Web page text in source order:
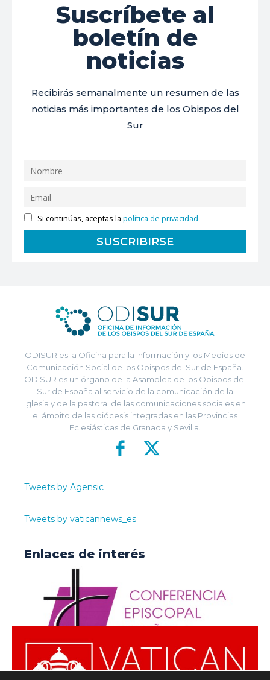
Suscríbete al
boletín de
noticias
Recibirás semanalmente un resumen de las
noticias más importantes de los Obispos del
Sur
Si continúas, aceptas lapolítica de privacidad
ODISUR es la Oficina para la Información y los Medios de
Comunicación Social de los Obispos del Sur de España.
ODISUR es un órgano de la Asamblea de los Obispos del
Sur de España al servicio de la comunicación de la
Iglesia y de la pastoral de las comunicaciones sociales en
el ámbito de las diócesis integradas en las Provincias
Eclesiásticas de Granada y Sevilla.
Tweets by Agensic
Tweets by vaticannews_es
Enlaces de interés